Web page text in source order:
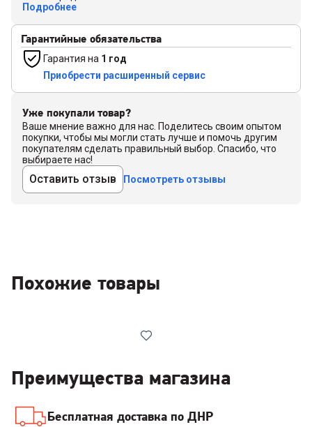
Подробнее
Гарантийные обязательства
Гарантия на 1 год
Приобрести расширенный сервис
Уже покупали товар?
Ваше мнение важно для нас. Поделитесь своим опытом
покупки, чтобы мы могли стать лучше и помочь другим
покупателям сделать правильный выбор. Спасибо, что
выбираете нас!
Оставить отзыв Посмотреть отзывы
Похожие товары
Преимущества магазина
Бесплатная доставка по ДНР